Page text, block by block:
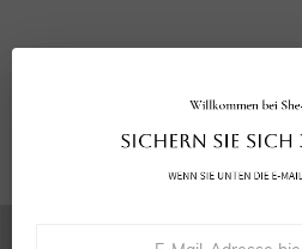
Wiederverwendbare Verpackung